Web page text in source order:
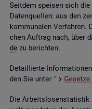
Seit­dem spei­sen sich
Da­ten­quel­len: aus den
kom­mu­na­len Ver­fah­ren.
chen Auf­trag nach, über
de zu be­rich­ten.
De­tail­lier­te
den Sie unter "
Die